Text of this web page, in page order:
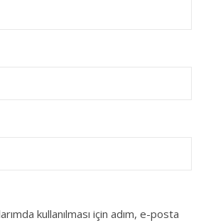
kullanılması için adım, e-posta